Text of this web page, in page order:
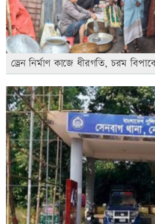
ড্রেন নির্মাণ কাজে ধীরগতি, চরম